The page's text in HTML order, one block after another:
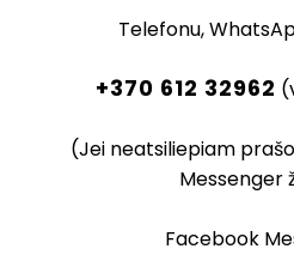
Telefonu,
+370 612 32962
(Jei neatsiliepiam
Messenger
Facebook